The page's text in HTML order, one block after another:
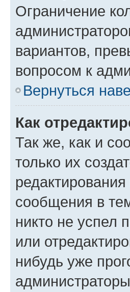
Ограничение
вариантов,
вопросом к
Вернуться
Как
Так же, как и
только их
сообщения в
никто не успел
или
нибудь уже